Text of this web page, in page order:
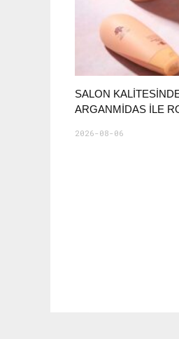
SALON
ARGANMIDAS ILE
2026-08-06